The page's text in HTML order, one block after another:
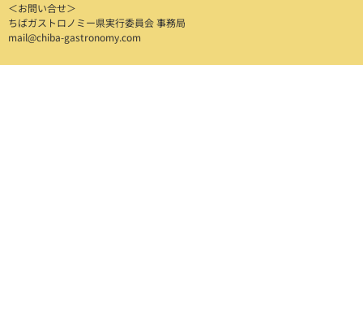
＜お問い合せ＞
ちばガストロノミー県実行委員会 事務局
mail@chiba-gastronomy.com